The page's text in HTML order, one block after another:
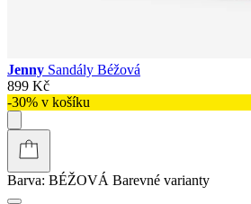
Jenny Sandály Béžová
899 Kč
-30% v košíku
Barva: BÉŽOVÁ Barevné varianty